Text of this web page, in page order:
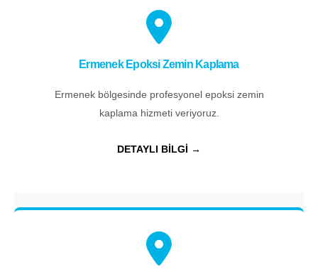
Ermenek Epoksi Zemin Kaplama
Ermenek bölgesinde profesyonel epoksi zemin
kaplama hizmeti veriyoruz.
DETAYLI BİLGİ →